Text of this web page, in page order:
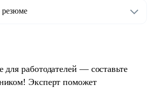
резюме
для работодателей — составьте
Эксперт поможет